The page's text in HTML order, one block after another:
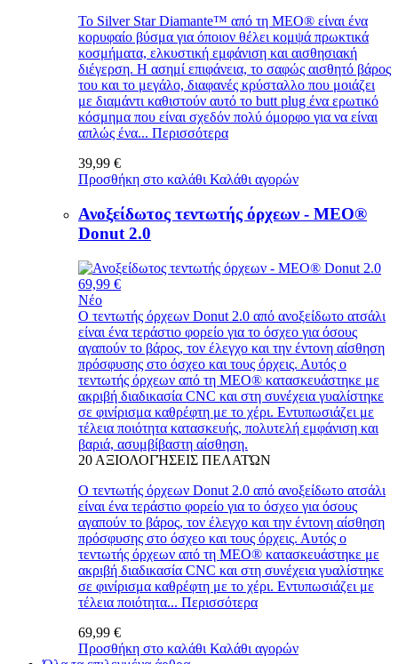
Το Silver Star Diamante™ από τη MEO® είναι ένα
κορυφαίο βύσμα για όποιον θέλει κομψά πρωκτικά
κοσμήματα, ελκυστική εμφάνιση και αισθησιακή
διέγερση. Η ασημί επιφάνεια, το σαφώς αισθητό βάρος
του και το μεγάλο, διαφανές κρύσταλλο που μοιάζει
με διαμάντι καθιστούν αυτό το butt plug ένα ερωτικό
κόσμημα που είναι σχεδόν πολύ όμορφο για να είναι
απλώς ένα... Περισσότερα
39,99 €
Προσθήκη στο καλάθι Καλάθι αγορών
Ανοξείδωτος τεντωτής όρχεων - MEO®
Donut 2.0
69,99 €
Νέο
Ο τεντωτής όρχεων Donut 2.0 από ανοξείδωτο ατσάλι
είναι ένα τεράστιο φορείο για το όσχεο για όσους
αγαπούν το βάρος, τον έλεγχο και την έντονη αίσθηση
πρόσφυσης στο όσχεο και τους όρχεις. Αυτός ο
τεντωτής όρχεων από τη MEO® κατασκευάστηκε με
ακριβή διαδικασία CNC και στη συνέχεια γυαλίστηκε
σε φινίρισμα καθρέφτη με το χέρι. Εντυπωσιάζει με
τέλεια ποιότητα κατασκευής, πολυτελή εμφάνιση και
βαριά, ασυμβίβαστη αίσθηση.
20 ΑΞΙΟΛΟΓΉΣΕΙΣ ΠΕΛΑΤΏΝ
Ο τεντωτής όρχεων Donut 2.0 από ανοξείδωτο ατσάλι
είναι ένα τεράστιο φορείο για το όσχεο για όσους
αγαπούν το βάρος, τον έλεγχο και την έντονη αίσθηση
πρόσφυσης στο όσχεο και τους όρχεις. Αυτός ο
τεντωτής όρχεων από τη MEO® κατασκευάστηκε με
ακριβή διαδικασία CNC και στη συνέχεια γυαλίστηκε
σε φινίρισμα καθρέφτη με το χέρι. Εντυπωσιάζει με
τέλεια ποιότητα... Περισσότερα
69,99 €
Προσθήκη στο καλάθι Καλάθι αγορών